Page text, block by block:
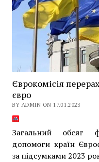
Єврокомісія
євро
BY ADMIN ON 17.01.2023
Загальний обсяг
допомоги країн
за підсумками 2023